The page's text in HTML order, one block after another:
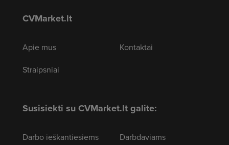
CVMarket.lt
Apie mus
Straipsniai
Kontaktai
Susisiekti su CVMarket.lt galite:
Darbo ieškantiesiems Darbdaviams